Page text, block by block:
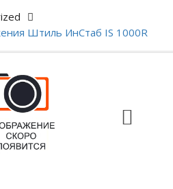
Штиль ИнСтаб IS 1000R